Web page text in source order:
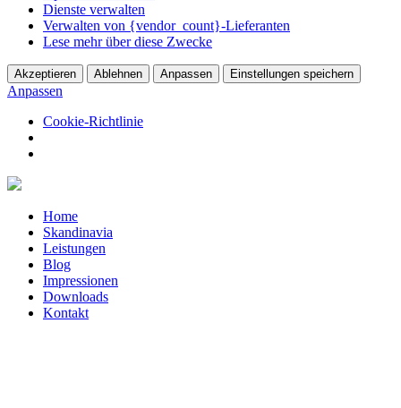
Dienste verwalten
Verwalten von {vendor_count}-Lieferanten
Lese mehr über diese Zwecke
Akzeptieren Ablehnen Anpassen Einstellungen speichern
Anpassen
Cookie-Richtlinie
Home
Skandinavia
Leistungen
Blog
Impressionen
Downloads
Kontakt